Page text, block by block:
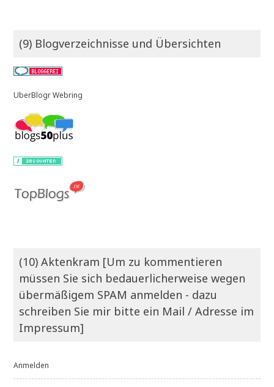
(9) Blogverzeichnisse und Übersichten
UberBlogr Webring
(10) Aktenkram [Um zu kommentieren
müssen Sie sich bedauerlicherweise wegen
übermäßigem SPAM anmelden - dazu
schreiben Sie mir bitte ein Mail / Adresse im
Impressum]
Anmelden